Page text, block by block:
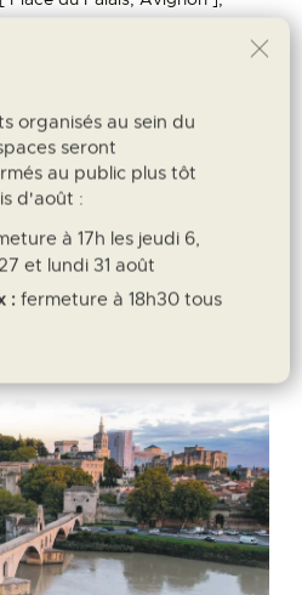
organisés au sein du
seront
au public plus tôt
d'août :
à 17h les jeudi 6,
et lundi 31 août
: fermeture à 18h30 tous